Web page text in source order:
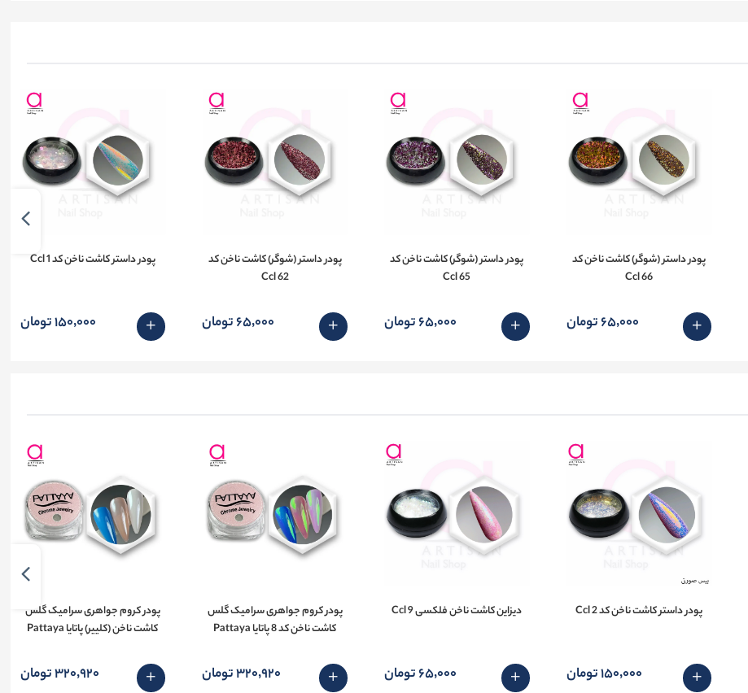
پودر داستر (شوگر) کاشت ناخن کد
66 Ccl
65٬000 تومان
پودر داستر (شوگر) کاشت ناخن کد
65 Ccl
65٬000 تومان
پودر داستر (شوگر) کاشت ناخن کد
62 Ccl
65٬000 تومان
پودر داستر کاشت ناخن کد 1 Ccl
150٬000 تومان
پودر داستر کاشت ناخن کد 2 Ccl
150٬000 تومان
دیزاین کاشت ناخن فلکسی 9 Ccl
65٬000 تومان
پودر کروم جواهری سرامیک گلس
کاشت ناخن کد 8 پاتایا Pattaya
320٬920 تومان
پودر کروم جواهری سرامیک گلس
کاشت ناخن (کلییر) پاتایا Pattaya
320٬920 تومان